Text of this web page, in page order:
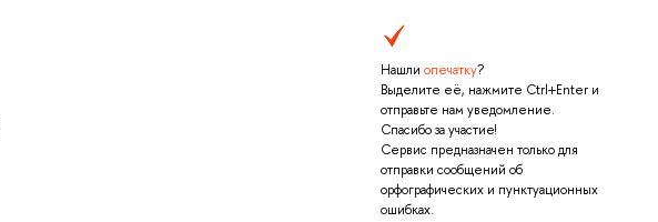
Нашли опечатку?
Выделите её, нажмите Ctrl+Enter и
отправьте нам уведомление.
Спасибо за участие!
Сервис предназначен только для
отправки сообщений об
орфографических и пунктуационных
ошибках.